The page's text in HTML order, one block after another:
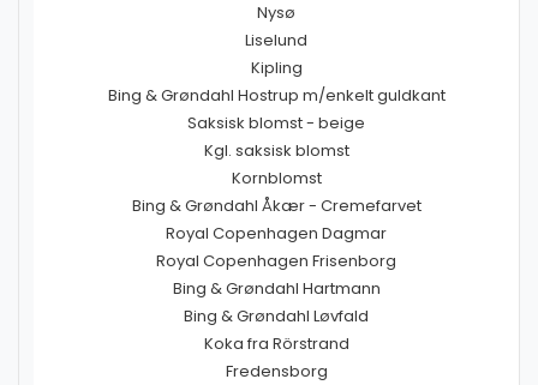
Nysø
Liselund
Kipling
Bing & Grøndahl Hostrup m/enkelt guldkant
Saksisk blomst - beige
Kgl. saksisk blomst
Kornblomst
Bing & Grøndahl Åkær - Cremefarvet
Royal Copenhagen Dagmar
Royal Copenhagen Frisenborg
Bing & Grøndahl Hartmann
Bing & Grøndahl Løvfald
Koka fra Rörstrand
Fredensborg